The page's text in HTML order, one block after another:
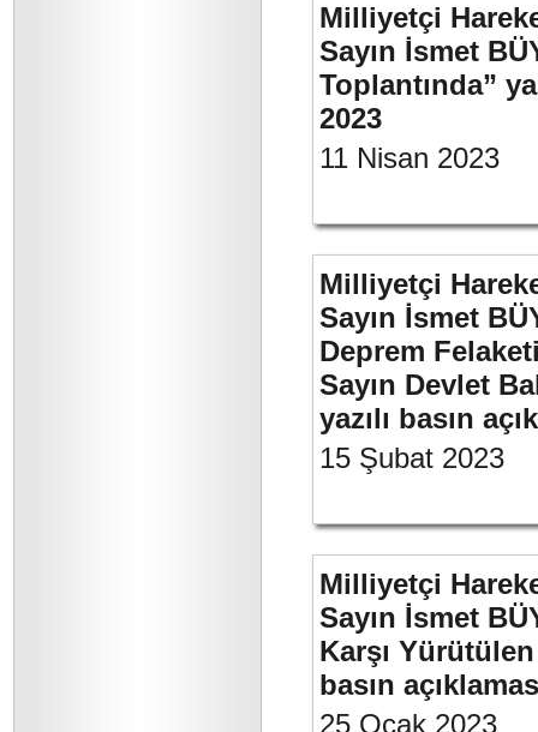
Milliyetçi
Sayın İsmet
Toplantında”
2023
11 Nisan 2023
Milliyetçi
Sayın İsmet
Deprem
Sayın Devlet
yazılı basın
15 Şubat 2023
Milliyetçi
Sayın İsmet
Karşı Yürütülen
basın
25 Ocak 2023